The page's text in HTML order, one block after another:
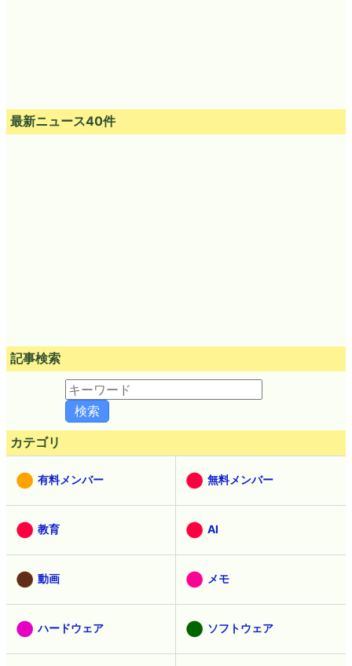
最新ニュース40件
記事検索
カテゴリ
有料メンバー 無料メンバー
教育 AI
動画 メモ
ハードウェア ソフトウェア